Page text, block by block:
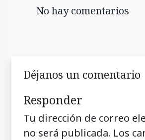
No hay comentarios
Déjanos un comentario
Responder
Tu dirección de correo
no será publicada. Los